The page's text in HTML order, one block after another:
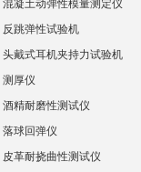
混凝土动弹性模量测定仪
反跳弹性试验机
头戴式耳机夹持力试验机
测厚仪
酒精耐磨性测试仪
落球回弹仪
皮革耐挠曲性测试仪